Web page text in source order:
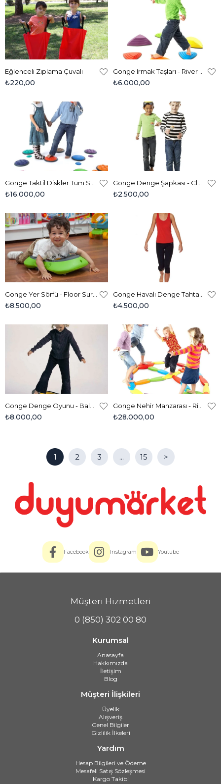
Eğlenceli Zıplama Çuvalı
₺220,00 ₺6.000,00
₺16.000,00 ₺2.500,00
₺8.500,00 ₺4.500,00
₺8.000,00 ₺28.000,00
1 2 3 ... 15 >
Facebook Instagram Youtube
Müşteri Hizmetleri
0 (850) 302 00 80
Kurumsal
Anasayfa
Hakkımızda
İletişim
Blog
Müşteri İlişkileri
Üyelik
Alışveriş
Genel Bilgiler
Gizlilik İlkeleri
Yardım
Hesap Bilgileri ve Ödeme
Mesafeli Satış Sözleşmesi
Kargo Takibi